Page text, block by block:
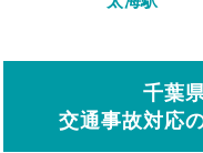
千葉
交通事故対応